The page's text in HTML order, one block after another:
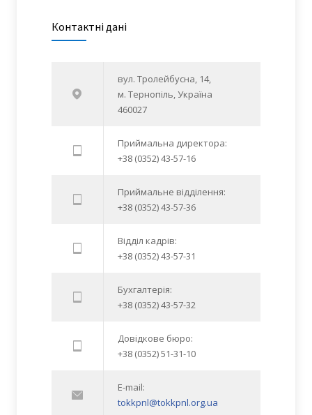
Контактні дані
вул. Тролейбусна, 14,
м. Тернопіль, Україна
460027
Приймальна директора:
+38 (0352) 43-57-16
Приймальне відділення:
+38 (0352) 43-57-36
Відділ кадрів:
+38 (0352) 43-57-31
Бухгалтерія:
+38 (0352) 43-57-32
Довідкове бюро:
+38 (0352) 51-31-10
E-mail:
tokkpnl@tokkpnl.org.ua